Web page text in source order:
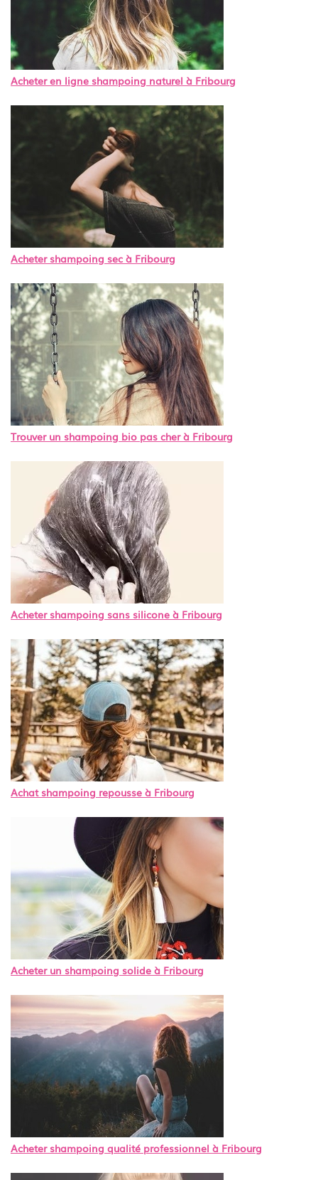
Acheter en ligne shampoing naturel à Fribourg
Acheter shampoing sec à Fribourg
Trouver un shampoing bio pas cher à Fribourg
Acheter shampoing sans silicone à Fribourg
Achat shampoing repousse à Fribourg
Acheter un shampoing solide à Fribourg
Acheter shampoing qualité professionnel à Fribourg